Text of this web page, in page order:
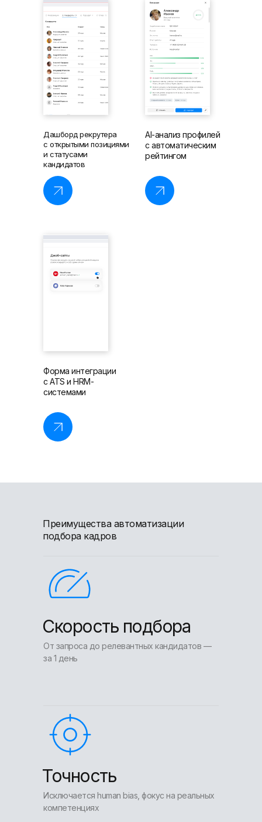
AI-анализ профилей
с автоматическим
рейтингом
Форма интеграции
с ATS и HRM-
системами
Дашборд рекрутера
с открытыми позициями
и статусами
кандидатов
Преимущества автоматизации
подбора кадров
От запроса до релевантных кандидатов —
за 1 день
Скорость подбора
Исключается human bias, фокус на реальных
компетенциях
Точность